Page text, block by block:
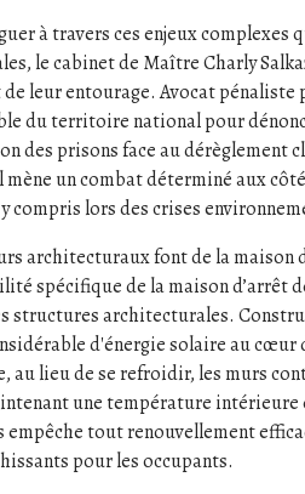
à travers ces enjeux
le cabinet de Maître Charly
de leur entourage. Avocat
du territoire national pour
des prisons face au dérèglement
mène un combat déterminé aux
compris lors des crises
architecturaux font de la maison
spécifique de la maison d’arrêt
structures architecturales.
d'énergie solaire au cœur
au lieu de se refroidir, les murs
une température
empêche tout renouvellement
pour les occupants.